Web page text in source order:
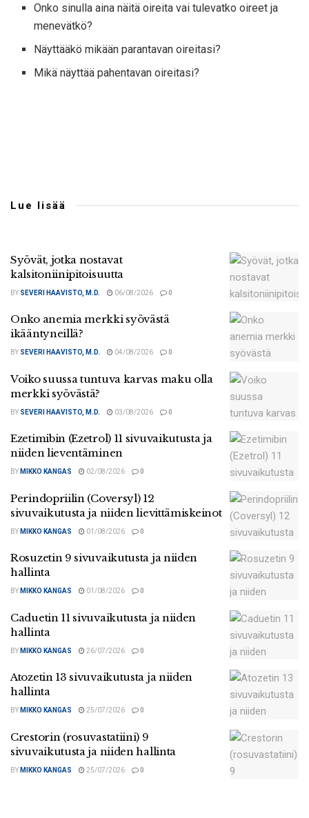
Onko sinulla aina näitä oireita vai tulevatko oireet ja
menevätkö?
Näyttääkö mikään parantavan oireitasi?
Mikä näyttää pahentavan oireitasi?
Lue lisää
Syövät, jotka nostavat
kalsitoniinipitoisuutta
BY SEVERI HAAVISTO, M.D. 06/08/2026 0
Onko anemia merkki syövästä
ikääntyneillä?
BY SEVERI HAAVISTO, M.D. 04/08/2026 0
Voiko suussa tuntuva karvas maku olla
merkki syövästä?
BY SEVERI HAAVISTO, M.D. 03/08/2026 0
Ezetimibin (Ezetrol) 11 sivuvaikutusta ja
niiden lieventäminen
BY MIKKO KANGAS 02/08/2026 0
Perindopriilin (Coversyl) 12
sivuvaikutusta ja niiden lievittämiskeinot
BY MIKKO KANGAS 01/08/2026 0
Rosuzetin 9 sivuvaikutusta ja niiden
hallinta
BY MIKKO KANGAS 01/08/2026 0
Caduetin 11 sivuvaikutusta ja niiden
hallinta
BY MIKKO KANGAS 26/07/2026 0
Atozetin 13 sivuvaikutusta ja niiden
hallinta
BY MIKKO KANGAS 25/07/2026 0
Crestorin (rosuvastatiini) 9
sivuvaikutusta ja niiden hallinta
BY MIKKO KANGAS 25/07/2026 0